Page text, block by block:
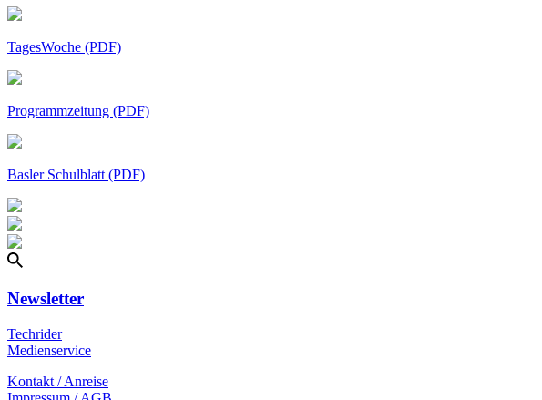
TagesWoche (PDF)
Programmzeitung (PDF)
Basler Schulblatt (PDF)
Newsletter
Techrider
Medienservice
Kontakt / Anreise